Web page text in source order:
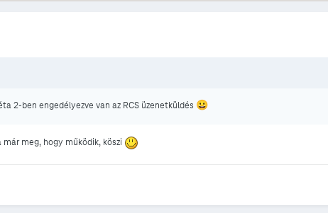
2-ben engedélyezve van az RCS üzenetküldés 😀
meg, hogy működik, köszi